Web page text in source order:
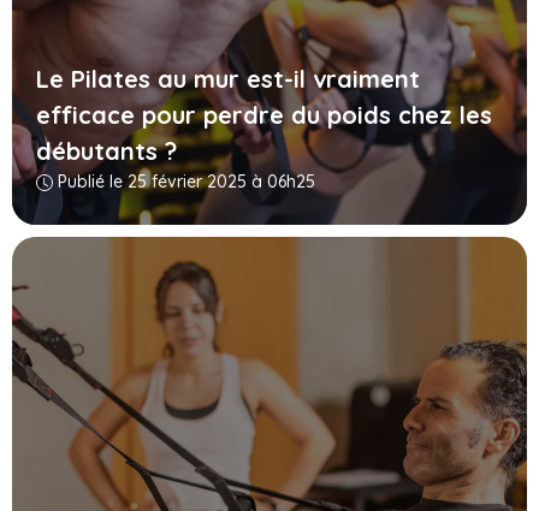
Le Pilates au mur est-il vraiment
efficace pour perdre du poids chez les
débutants ?
Publié le 25 février 2025 à 06h25